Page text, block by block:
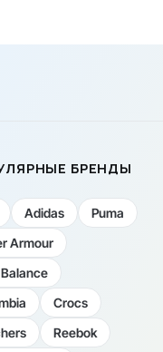
БРЕНДЫ
Adidas
Puma
Armour
Crocs
Reebok